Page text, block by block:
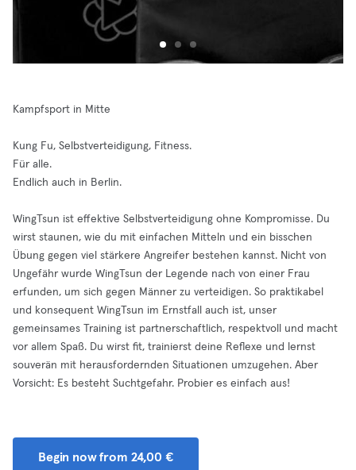
Kampfsport in Mitte
Kung Fu, Selbstverteidigung, Fitness.
Für alle.
Endlich auch in Berlin.
WingTsun ist effektive Selbstverteidigung ohne Kompromisse. Du
wirst staunen, wie du mit einfachen Mitteln und ein bisschen
Übung gegen viel stärkere Angreifer bestehen kannst. Nicht von
Ungefähr wurde WingTsun der Legende nach von einer Frau
erfunden, um sich gegen Männer zu verteidigen. So praktikabel
und konsequent WingTsun im Ernstfall auch ist, unser
gemeinsames Training ist partnerschaftlich, respektvoll und macht
vor allem Spaß. Du wirst fit, trainierst deine Reflexe und lernst
souverän mit herausfordernden Situationen umzugehen. Aber
Vorsicht: Es besteht Suchtgefahr. Probier es einfach aus!
Begin now from 24,00 €